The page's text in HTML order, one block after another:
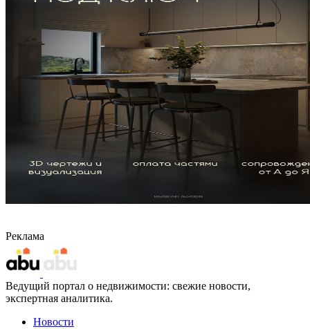
Реклама
Ведущий портал о недвижимости: свежие новости,
экспертная аналитика.
Новости